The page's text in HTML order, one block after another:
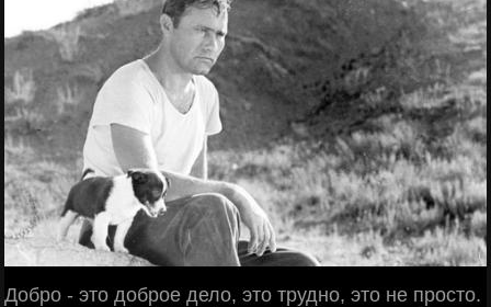
Добро - это доброе дело, это трудно, это не просто.